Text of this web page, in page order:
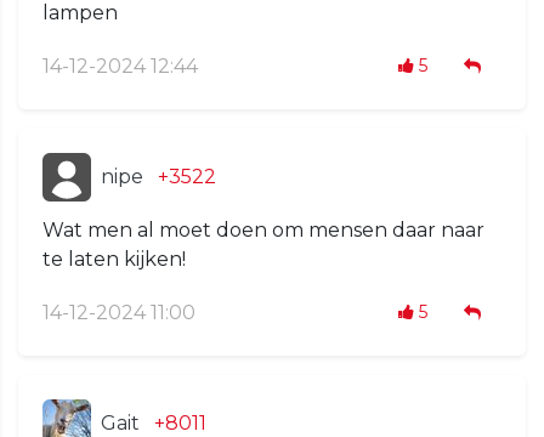
lampen
14-12-2024 12:44 5
nipe +3522
Wat men al moet doen om mensen daar naar
te laten kijken!
14-12-2024 11:00 5
Gait +8011